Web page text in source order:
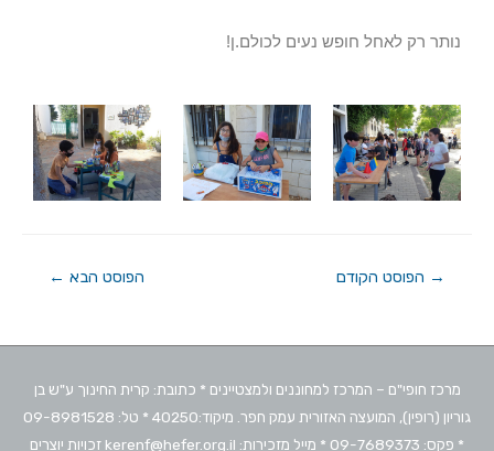
נותר רק לאחל חופש נעים לכולם.ן!
→ הפוסט הקודם הפוסט הבא ←
מרכז חופי"ם – המרכז למחוננים ולמצטיינים * כתובת: קרית החינוך ע"ש בן
גוריון (רופין), המועצה האזורית עמק חפר. מיקוד:40250 * טל: 09-8981528
* פקס: 09-7689373 * מייל מזכירות: kerenf@hefer.org.il זכויות יוצרים